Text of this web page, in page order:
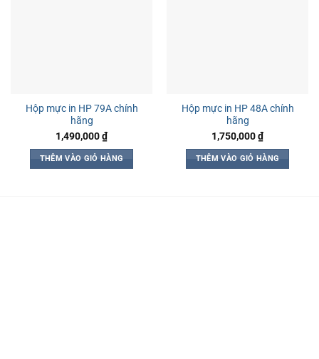
được
chọn
trên
trang
sản
Hộp mực in HP 79A chính
hãng
1,490,000₫
THÊM VÀO GIỎ HÀNG
Hộp mực in HP 48A chính
hãng
1,750,000₫
THÊM VÀO GIỎ HÀNG